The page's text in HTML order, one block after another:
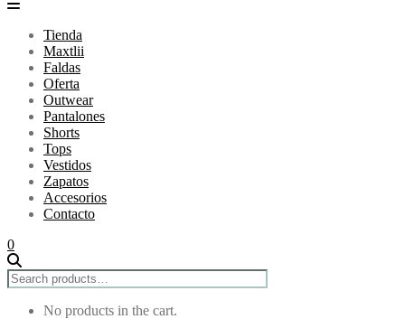
Tienda
Maxtlii
Faldas
Oferta
Outwear
Pantalones
Shorts
Tops
Vestidos
Zapatos
Accesorios
Contacto
0
No products in the cart.